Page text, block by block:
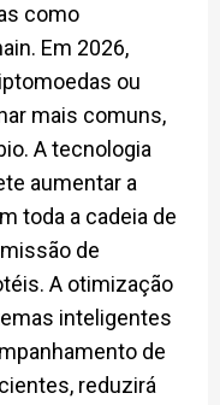
como
Em 2026,
ou
mais comuns,
A tecnologia
aumentar a
toda a cadeia de
de
A otimização
inteligentes
de
reduzirá